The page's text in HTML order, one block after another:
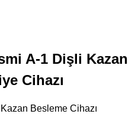
A-1 Dişli Kazan
Cihazı
Besleme Cihazı